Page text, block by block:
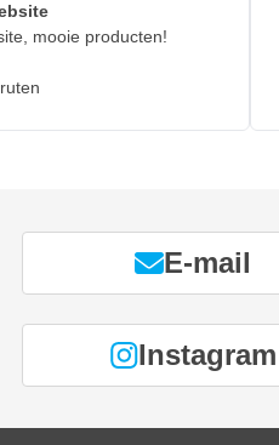
mooie producten!
E-mail
Instagram